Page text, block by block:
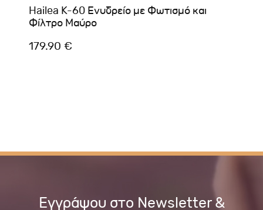
Hailea K-60 Ενυδρείο με Φωτισμό και
Φίλτρο Μαύρο
179.90 €
Εγγράψου στο Newsletter &